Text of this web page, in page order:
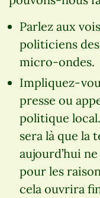
Parlez aux
politiciens
micro-ondes.
Impliquez-
presse ou
politique
sera là que la
aujourd’hui
pour les
cela ouvrira